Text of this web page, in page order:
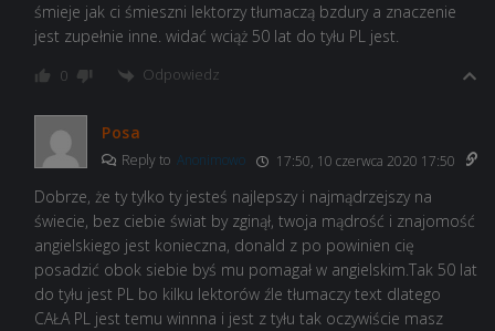
śmieje jak ci śmieszni lektorzy tłumaczą bzdury a znaczenie
jest zupełnie inne. widać wciąż 50 lat do tyłu PL jest.
0 Odpowiedz
Posa
Reply to Anonimowo 17:50, 10 czerwca 2020 17:50
Dobrze, że ty tylko ty jesteś najlepszy i najmądrzejszy na
świecie, bez ciebie świat by zginął, twoja mądrość i znajomość
angielskiego jest konieczna, donald z po powinien cię
posadzić obok siebie byś mu pomagał w angielskim.Tak 50 lat
do tyłu jest PL bo kilku lektorów źle tłumaczy text dlatego
CAŁA PL jest temu winnna i jest z tyłu tak oczywiście masz